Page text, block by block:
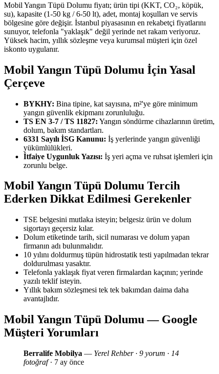
Mobil Yangın Tüpü Dolumu fiyatı; ürün tipi (KKT, CO₂, köpük,
su), kapasite (1-50 kg / 6-50 lt), adet, montaj koşulları ve servis
bölgesine göre değişir. İstanbul piyasasının en rekabetçi fiyatlarını
sunuyor, telefonla "yaklaşık" değil yerinde net rakam veriyoruz.
Yüksek hacim, yıllık sözleşme veya kurumsal müşteri için özel
iskonto uygulanır.
Mobil Yangın Tüpü Dolumu İçin Yasal
Çerçeve
BYKHY: Bina tipine, kat sayısına, m²'ye göre minimum
yangın güvenlik ekipmanı zorunluluğu.
TS EN 3-7 / TS 11827: Yangın söndürme cihazlarının üretim,
dolum, bakım standartları.
6331 Sayılı İSG Kanunu: İş yerlerinde yangın güvenliği
yükümlülükleri.
İtfaiye Uygunluk Yazısı: İş yeri açma ve ruhsat işlemleri için
zorunlu belge.
Mobil Yangın Tüpü Dolumu Tercih
Ederken Dikkat Edilmesi Gerekenler
TSE belgesini mutlaka isteyin; belgesiz ürün ve dolum
sigortayı geçersiz kılar.
Dolum etiketinde tarih, sicil numarası ve dolum yapan
firmanın adı bulunmalıdır.
10 yılını doldurmuş tüpün hidrostatik testi yapılmadan tekrar
doldurulması yasaktır.
Telefonla yaklaşık fiyat veren firmalardan kaçının; yerinde
yazılı teklif isteyin.
Yıllık bakım sözleşmesi tek tek bakımdan daima daha
avantajlıdır.
Mobil Yangın Tüpü Dolumu — Google
Müşteri Yorumları
Berralife Mobilya — Yerel Rehber · 9 yorum · 14
fotoğraf· 7 ay önce